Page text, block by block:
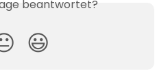
beantwortet?
😃